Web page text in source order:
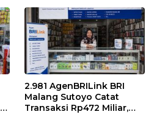
2.981 AgenBRILink BRI
Malang Sutoyo Catat
Transaksi Rp472 Miliar,